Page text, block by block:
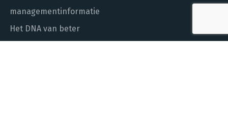
managementinformatie
Het DNA van beter